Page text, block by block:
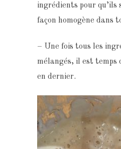
ingrédients pour qu’ils
façon homogène dans
– Une fois tous les
mélangés, il est temps
en dernier.